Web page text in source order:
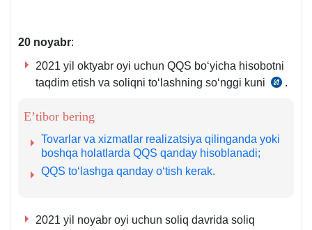
20 noyabr:
2021 yil oktyabr oyi uchun QQS boʻyicha hisobotni
taqdim etish va soliqni toʻlashning soʻnggi kuni
SK
.
E’tibor bering
Tovarlar va хizmatlar realizatsiya qilinganda yoki
boshqa holatlarda QQS qanday hisoblanadi;
QQS toʻlashga qanday oʻtish kerak.
2021 yil noyabr oyi uchun soliq davrida soliq